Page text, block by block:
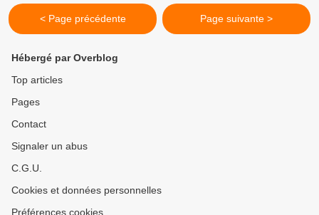
< Page précédente Page suivante >
Hébergé par Overblog
Top articles
Pages
Contact
Signaler un abus
C.G.U.
Cookies et données personnelles
Préférences cookies